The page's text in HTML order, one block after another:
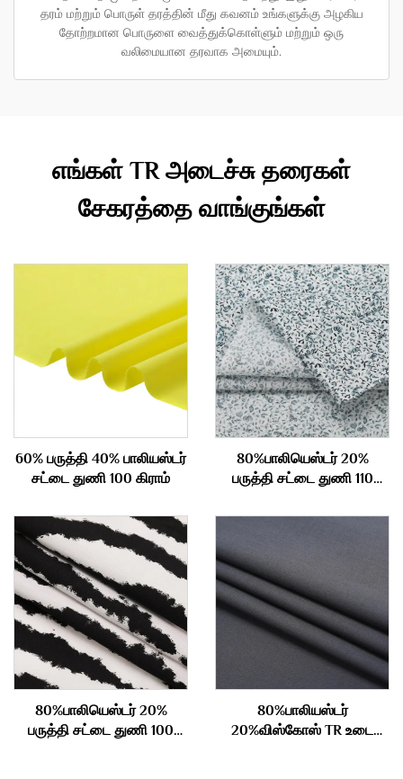
தரம் மற்றும் பொருள் தரத்தின் மீது கவனம் உங்களுக்கு அழகிய
தோற்றமான பொருளை வைத்துக்கொள்ளும் மற்றும் ஒரு
வலிமையான தரவாக அமையும்.
எங்கள் TR அடைச்சு தரைகள்
சேகரத்தை வாங்குங்கள்
60% பருத்தி 40% பாலியஸ்டர்
சட்டை துணி 100 கிராம்
80%பாலியெஸ்டர் 20%
பருத்தி சட்டை துணி 110
80%பாலியெஸ்டர் 20%
பருத்தி சட்டை துணி 100
80%பாலியஸ்டர்
20%விஸ்கோஸ் TR உடை